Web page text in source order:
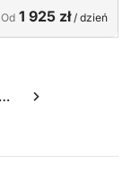
Od 1 925 zł/ dzień
…